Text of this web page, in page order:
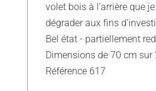
volet bois à l’arrière que
dégrader aux fins
Bel état - partiellement
Dimensions de 70 cm sur
Référence 617